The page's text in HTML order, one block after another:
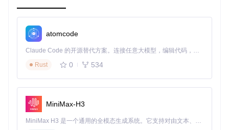
atomcode
Claude Code 的开源替代方案。连接任意大模型，编辑代码，运行命令，自动验证 — 全自动执行。用 Rust 构建，极致性能。 ｜ An open-source alternative to Claude Code. Connect any LLM, edit code, run commands, and verify changes — autonomously. Built in Rust for speed. Get Started
Rust
0 534
MiniMax-H3
MiniMax H3 是一个通用的全模态生成系统。它支持对由文本、图像、视频和音频组成的多模态上下文进行统一理解，并能生成分辨率高达 2K、时长可达 15 秒的带原生立体声音频的视频。得益于面向任务泛化的系统设计，H3 在预训练阶段就已具备广泛的多模态上下文理解与生成能力，能够出色地执行复杂的多模态指令。